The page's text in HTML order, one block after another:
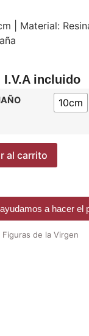
| Material:
I.V.A incluido
10cm
al carrito
a hacer el
Figuras de la Virgen